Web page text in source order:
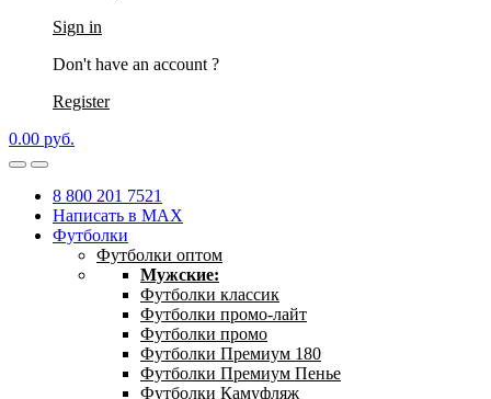
Sign in
Don't have an account ?
Register
0.00 руб.
8 800 201 7521
Написать в MAX
Футболки
Футболки оптом
Мужские:
Футболки классик
Футболки промо-лайт
Футболки промо
Футболки Премиум 180
Футболки Премиум Пенье
Футболки Камуфляж